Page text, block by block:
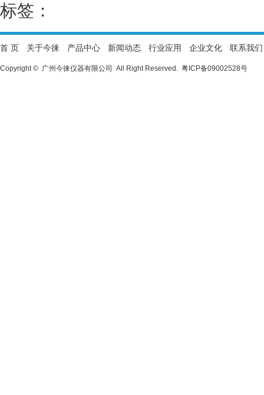
标签：
首 页 关于今徕 产品中心 新闻动态 行业应用 企业文化 联系我们
Copyright © 广州今徕仪器有限公司 All Right Reserved. 粤ICP备09002528号